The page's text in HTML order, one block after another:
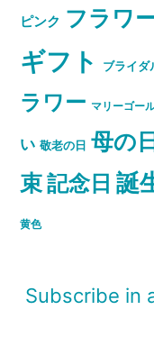
ピンク フラワ
ギフト
ブライダ
ラワー マリーゴー
い 敬老の日 母の日
束記念日 誕
黄色
Subscribe in